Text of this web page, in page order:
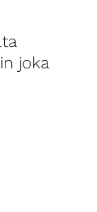
joka